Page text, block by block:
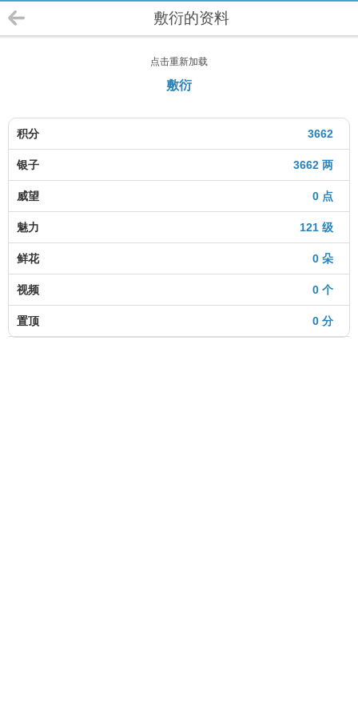
敷衍的资料
点击重新加载
敷衍
3662
积分
3662 两
银子
0 点
威望
121 级
魅力
0 朵
鲜花
0 个
视频
0 分
置顶